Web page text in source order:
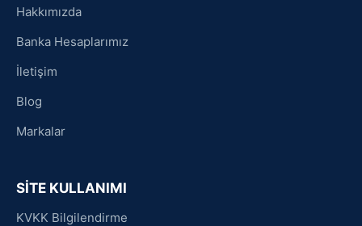
Hakkımızda
Banka Hesaplarımız
İletişim
Blog
Markalar
SİTE KULLANIMI
KVKK Bilgilendirme